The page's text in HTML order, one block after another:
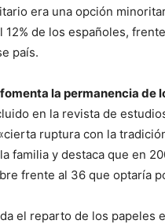
era una opción
12% de los españoles,
país.
fomenta la permanencia de
en la revista de
ruptura con la
familia y destaca que en
frente al 36 que optaría
el reparto de los papeles